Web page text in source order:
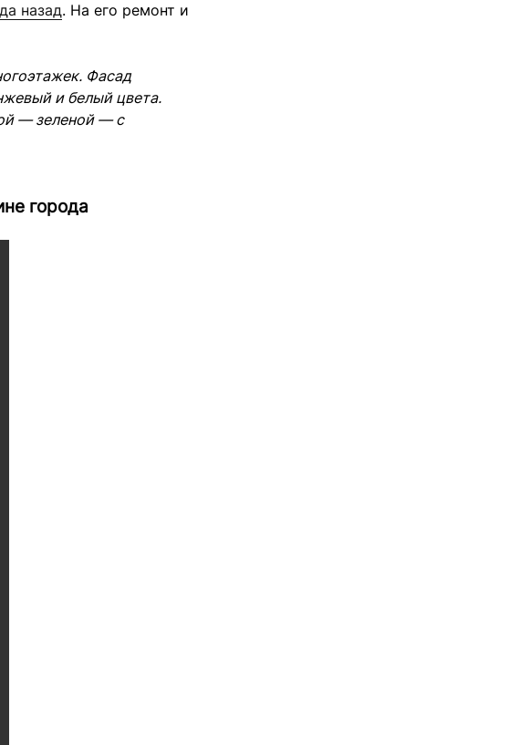
назад. На его ремонт и
Фасад
и белый цвета.
— зеленой — с
города